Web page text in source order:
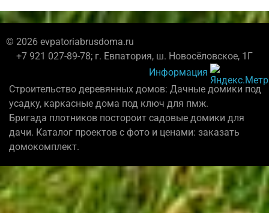
© 2026 evpatoriabrusdoma.ru
+7 921 027-89-78; г. Евпатория, ш. Новосёловское, 1Г
Информация
Строительство деревянных домов: Дачные домики под
усадку, каркасные дома под ключ для пмж.
Бригада плотников постороит садовые домики для
дачи. Каталог проектов с фото и ценами: заказать
домокомплект.